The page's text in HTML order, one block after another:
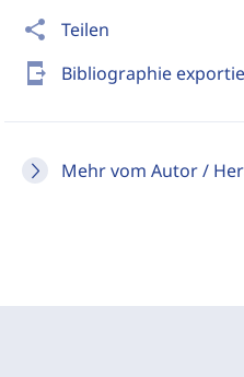
share Teilen
send_to_mobile Bibliographie
Mehr vom Autor /